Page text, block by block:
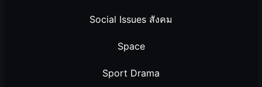
Social Issues สังคม
Space
Sport Drama